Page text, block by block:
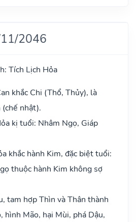
2046
Tích Lịch Hỏa
khắc Chi (Thổ, Thủy), là
nhật).
kị tuổi: Nhâm Ngọ, Giáp
khắc hành Kim, đặc biệt tuổi:
thuộc hành Kim không sợ
tam hợp Thìn và Thân thành
hình Mão, hại Mùi, phá Dậu,